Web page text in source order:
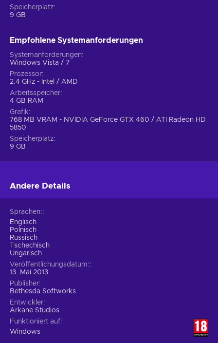
Speicherplatz
9 GB
Empfohlene Systemanforderungen
Systemanforderungen
Windows Vista / 7
Prozessor
2.4 GHz - Intel / AMD
Arbeitsspeicher
4 GB RAM
Grafik
768 MB VRAM - NVIDIA GeForce GTX 460 / ATI Radeon HD
5850
Speicherplatz
9 GB
Andere Details
Sprachen:
Englisch
Polnisch
Russisch
Tschechisch
Ungarisch
Veröffentlichungsdatum:
13. Mai 2013
Publisher
Bethesda Softworks
Entwickler
Arkane Studios
Funktioniert auf
Windows